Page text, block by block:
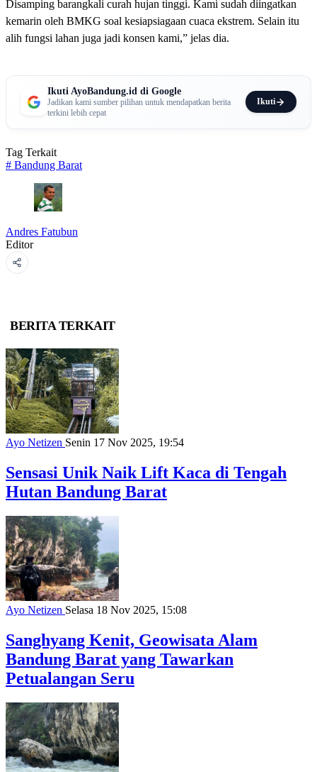
Disamping barangkali curah hujan tinggi. Kami sudah diingatkan
kemarin oleh BMKG soal kesiapsiagaan cuaca ekstrem. Selain itu
alih fungsi lahan juga jadi konsen kami,” jelas dia.
Ikuti AyoBandung.id di Google
Jadikan kami sumber pilihan untuk mendapatkan berita
terkini lebih cepat
Ikuti
Tag Terkait
# Bandung Barat
Andres Fatubun
Editor
BERITA TERKAIT
Ayo Netizen Senin 17 Nov 2025, 19:54
Sensasi Unik Naik Lift Kaca di Tengah
Hutan Bandung Barat
Ayo Netizen Selasa 18 Nov 2025, 15:08
Sanghyang Kenit, Geowisata Alam
Bandung Barat yang Tawarkan
Petualangan Seru